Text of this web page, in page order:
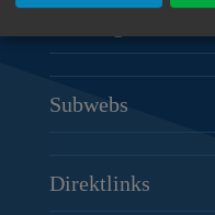
Subwebs
Direktlinks